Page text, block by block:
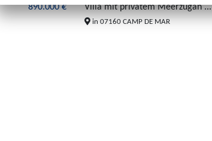
890.000 € Villa mit privatem Meerzugan ...
in 07160 CAMP DE MAR